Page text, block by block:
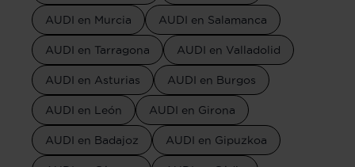
AUDI en Murcia AUDI en Salamanca
AUDI en Tarragona AUDI en Valladolid
AUDI en Asturias AUDI en Burgos
AUDI en León AUDI en Girona
AUDI en Badajoz AUDI en Gipuzkoa